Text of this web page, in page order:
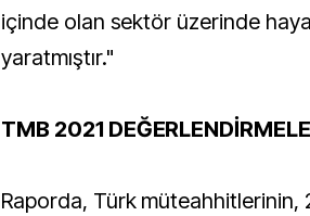
içinde olan sektör üzerinde hayal
yaratmıştır."
TMB 2021
Raporda, Türk müteahhitlerinin,